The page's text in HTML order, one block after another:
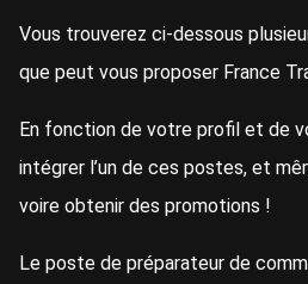
Vous trouverez ci-dessous
que peut vous proposer France
En fonction de votre profil et de
intégrer l’un de ces postes, et
voire obtenir des promotions !
Le poste de préparateur de